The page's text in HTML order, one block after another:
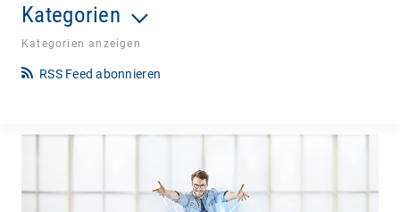
Kategorien
Kategorien anzeigen
RSS Feed abonnieren